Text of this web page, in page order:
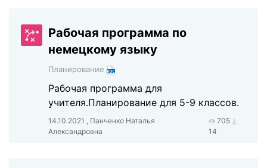
Рабочая программа по
немецкому языку
Планирование
Рабочая программа для
учителя.Планирование для 5-9 классов.
14.10.2021 , Панченко Наталья
Александровна
705
14